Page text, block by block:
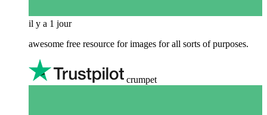
il y a 1 jour
awesome free resource for images for all sorts of purposes.
crumpet